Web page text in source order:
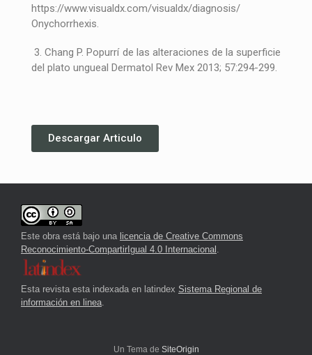
https://www.visualdx.com/visualdx/diagnosis/
Onychorrhexis.
3. Chang P. Popurrí de las alteraciones de la superficie
del plato ungueal Dermatol Rev Mex 2013; 57:294-299.
Descargar Articulo
Este obra está bajo una licencia de Creative Commons
Reconocimiento-CompartirIgual 4.0 Internacional .
Esta revista esta indexada en latindex Sistema Regional de
información en linea.
Un Tema de SiteOrigin